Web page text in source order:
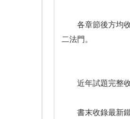
各章節後方均收
二法門。
近年試題完整收
書末收錄最新鐵